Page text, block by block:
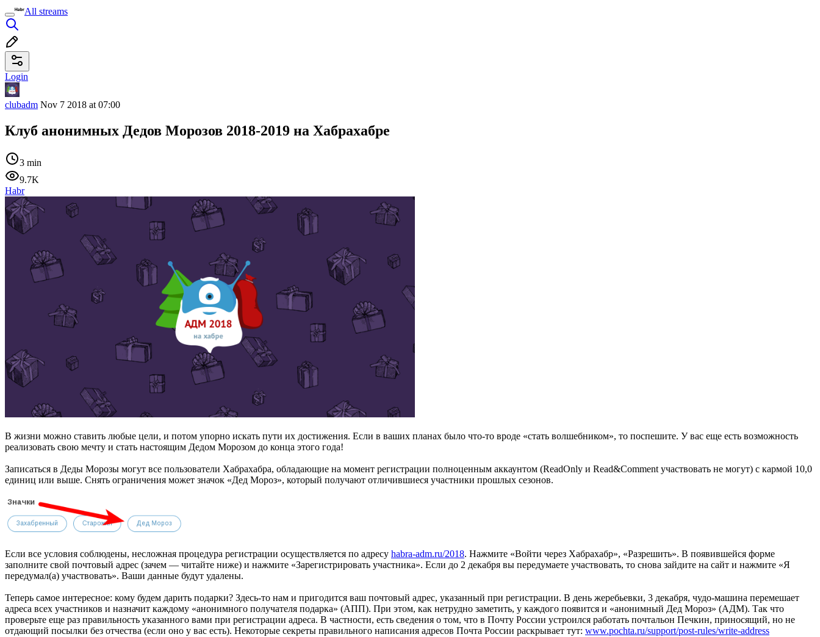
All streams
Login
clubadm Nov 7 2018 at 07:00
Клуб анонимных Дедов Морозов 2018-2019 на Хабрахабре
3 min
9.7K
Habr
В жизни можно ставить любые цели, и потом упорно искать пути их достижения. Если в ваших планах было что-то вроде «стать волшебником», то поспешите. У вас еще есть возможность
реализовать свою мечту и стать настоящим Дедом Морозом до конца этого года!
Записаться в Деды Морозы могут все пользователи Хабрахабра, обладающие на момент регистрации полноценным аккаунтом (ReadOnly и Read&Comment участвовать не могут) с кармой 10,0
единиц или выше. Снять ограничения может значок «Дед Мороз», который получают отличившиеся участники прошлых сезонов.
Если все условия соблюдены, несложная процедура регистрации осуществляется по адресу habra-adm.ru/2018. Нажмите «Войти через Хабрахабр», «Разрешить». В появившейся форме
заполните свой почтовый адрес (зачем — читайте ниже) и нажмите «Зарегистрировать участника». Если до 2 декабря вы передумаете участвовать, то снова зайдите на сайт и нажмите «Я
передумал(а) участвовать». Ваши данные будут удалены.
Теперь самое интересное: кому будем дарить подарки? Здесь-то нам и пригодится ваш почтовый адрес, указанный при регистрации. В день жеребьевки, 3 декабря, чудо-машина перемешает
адреса всех участников и назначит каждому «анонимного получателя подарка» (АПП). При этом, как нетрудно заметить, у каждого появится и «анонимный Дед Мороз» (АДМ). Так что
проверьте еще раз правильность указанного вами при регистрации адреса. В частности, есть сведения о том, что в Почту России устроился работать почтальон Печкин, приносящий, но не
отдающий посылки без отчества (если оно у вас есть). Некоторые секреты правильного написания адресов Почта России раскрывает тут: www.pochta.ru/support/post-rules/write-address